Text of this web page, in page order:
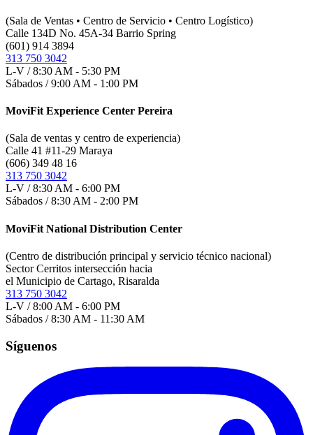
(Sala de Ventas • Centro de Servicio • Centro Logístico)
Calle 134D No. 45A-34 Barrio Spring
(601) 914 3894
313 750 3042
L-V / 8:30 AM - 5:30 PM
Sábados / 9:00 AM - 1:00 PM
MoviFit Experience Center Pereira
(Sala de ventas y centro de experiencia)
Calle 41 #11-29 Maraya
(606) 349 48 16
313 750 3042
L-V / 8:30 AM - 6:00 PM
Sábados / 8:30 AM - 2:00 PM
MoviFit National Distribution Center
(Centro de distribución principal y servicio técnico nacional)
Sector Cerritos intersección hacia
el Municipio de Cartago, Risaralda
313 750 3042
L-V / 8:00 AM - 6:00 PM
Sábados / 8:30 AM - 11:30 AM
Síguenos